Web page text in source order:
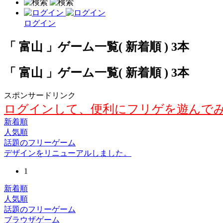
ログイン
「 富山 」ゲーム一覧( 新着順 ) 3本
「 富山 」ゲーム一覧( 新着順 ) 3本
スポンサードリンク
ログインして、便利にフリゲを遊んで
新着順
人気順
話題のフリーゲーム
デザインをリニューアルしました。
1
新着順
人気順
話題のフリーゲーム
ブラウザゲーム